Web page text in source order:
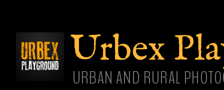
Urbex
URBAN AND RURAL